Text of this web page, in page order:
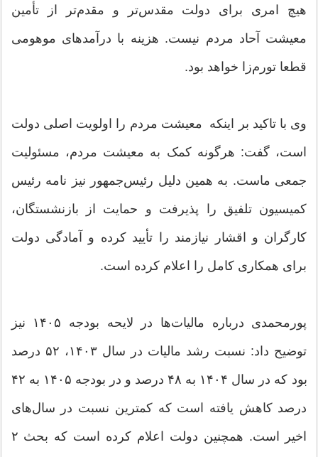
هیچ امری برای دولت مقدس‌تر و مقدم‌تر از تأمین
معیشت آحاد مردم نیست. هزینه با درآمدهای موهومی
قطعا تورم‌زا خواهد بود.
وی با تاکید بر اینکه معیشت مردم را اولویت اصلی دولت
است، گفت: هرگونه کمک به معیشت مردم، مسئولیت
جمعی ماست. به همین دلیل رئیس‌جمهور نیز نامه‌ رئیس
کمیسیون تلفیق را پذیرفت و حمایت از بازنشستگان،
کارگران و اقشار نیازمند را تأیید کرده و آمادگی دولت
برای همکاری کامل را اعلام کرده است.
پورمحمدی درباره مالیات‌ها در لایحه بودجه ۱۴۰۵ نیز
توضیح داد: نسبت رشد مالیات در سال ۱۴۰۳، ۵۲ درصد
بود که در سال ۱۴۰۴ به ۴۸ درصد و در بودجه ۱۴۰۵ به ۴۲
درصد کاهش یافته است که کمترین نسبت در سال‌های
اخیر است. همچنین دولت اعلام کرده است که بحث ۲